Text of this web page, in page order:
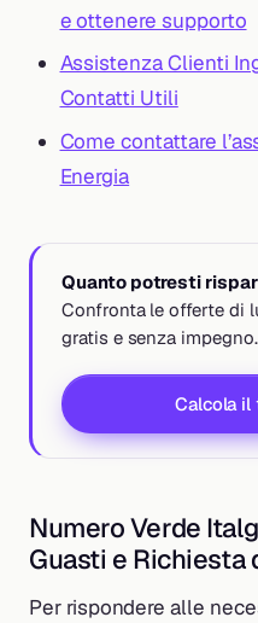
e ottenere supporto
Assistenza Clienti
Contatti Utili
Come contattare
Energia
Quanto potresti
Confronta le offerte di
gratis e senza impegno.
Calcola il
Numero Verde
Guasti e Richiesta
Per rispondere alle